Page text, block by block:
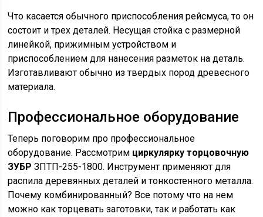
Что касается обычного приспособления рейсмуса, то он
состоит и трех деталей. Несущая стойка с размерной
линейкой, прижимным устройством и
приспособлением для нанесения разметок на деталь.
Изготавливают обычно из твердых пород древесного
материала.
Профессиональное оборудование
Теперь поговорим про профессиональное
оборудование. Рассмотрим циркулярку торцовочную
ЗУБР ЗПТП-255-1800. Инструмент применяют для
распила деревянных деталей и тонкостенного металла.
Почему комбинированный? Все потому что на нем
можно как торцевать заготовки, так и работать как